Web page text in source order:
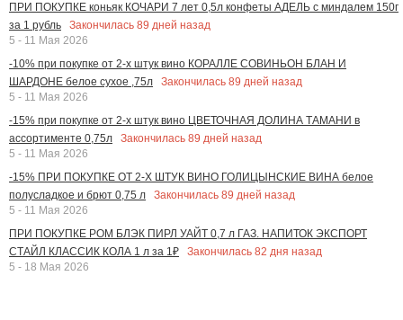
ПРИ ПОКУПКЕ коньяк КОЧАРИ 7 лет 0,5л конфеты АДЕЛЬ с миндалем 150г
за 1 рубль
Закончилась 89 дней назад
5 - 11 Мая 2026
-10% при покупке от 2-х штук вино КОРАЛЛЕ СОВИНЬОН БЛАН И
ШАРДОНЕ белое сухое ,75л
Закончилась 89 дней назад
5 - 11 Мая 2026
-15% при покупке от 2-х штук вино ЦВЕТОЧНАЯ ДОЛИНА ТАМАНИ в
ассортименте 0,75л
Закончилась 89 дней назад
5 - 11 Мая 2026
-15% ПРИ ПОКУПКЕ ОТ 2-Х ШТУК ВИНО ГОЛИЦЫНСКИЕ ВИНА белое
полусладкое и брют 0,75 л
Закончилась 89 дней назад
5 - 11 Мая 2026
ПРИ ПОКУПКЕ РОМ БЛЭК ПИРЛ УАЙТ 0,7 л ГАЗ. НАПИТОК ЭКСПОРТ
СТАЙЛ КЛАССИК КОЛА 1 л за 1₽
Закончилась 82 дня назад
5 - 18 Мая 2026